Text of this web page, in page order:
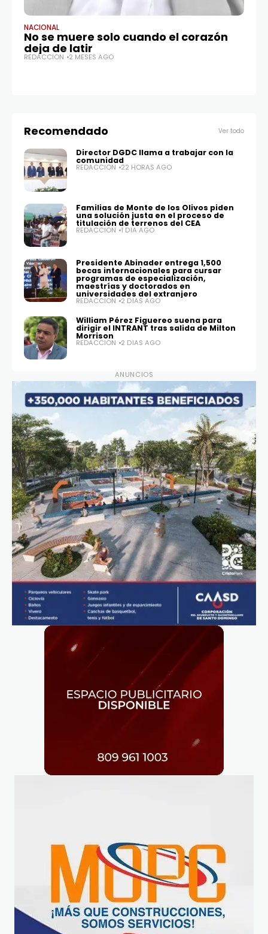
NACIONAL
No se muere solo cuando el corazón
deja de latir
REDACCIÓN 2 MESES AGO
Recomendado Ver todo
Director DGDC llama a trabajar con la
comunidad
REDACCIÓN 22 HORAS AGO
Familias de Monte de los Olivos piden
una solución justa en el proceso de
titulación de terrenos del CEA
REDACCIÓN 1 DÍA AGO
Presidente Abinader entrega 1,500
becas internacionales para cursar
programas de especialización,
maestrías y doctorados en
universidades del extranjero
REDACCIÓN 2 DÍAS AGO
William Pérez Figuereo suena para
dirigir el INTRANT tras salida de Milton
Morrison
REDACCIÓN 2 DÍAS AGO
ANUNCIOS